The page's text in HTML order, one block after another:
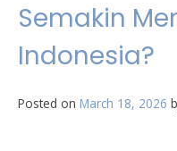
Semakin
Indonesia?
Posted on March 18, 2026